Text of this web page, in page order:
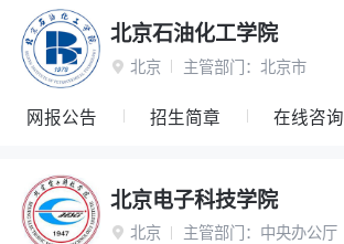
北京石油化工学院
 北京 主管部门： 北京市
网报公告 招生简章 在线咨询
北京电子科技学院
 北京 主管部门： 中央办公厅